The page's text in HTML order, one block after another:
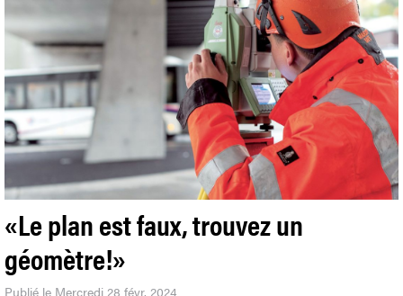
«Le plan est faux, trouvez un
géomètre!»
Publié le Mercredi 28 févr. 2024